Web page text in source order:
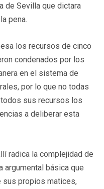
de Sevilla que dictara
pena.
los recursos de cinco
condenados por los
en el sistema de
por lo que no todas
sus recursos los
a deliberar esta
radica la complejidad de
argumental básica que
sus propios matices,